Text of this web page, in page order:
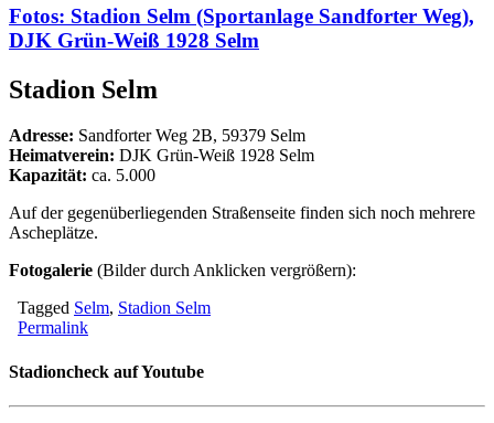
Fotos: Stadion Selm (Sportanlage Sandforter Weg),
DJK Grün-Weiß 1928 Selm
Stadion Selm
Adresse: Sandforter Weg 2B, 59379 Selm
Heimatverein: DJK Grün-Weiß 1928 Selm
Kapazität: ca. 5.000
Auf der gegenüberliegenden Straßenseite finden sich noch mehrere
Ascheplätze.
Fotogalerie (Bilder durch Anklicken vergrößern):
Tagged Selm, Stadion Selm
Permalink
Stadioncheck auf Youtube